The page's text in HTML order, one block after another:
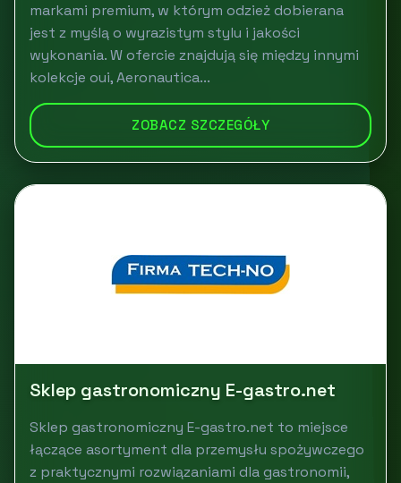
markami premium, w którym odzież dobierana
jest z myślą o wyrazistym stylu i jakości
wykonania. W ofercie znajdują się między innymi
kolekcje oui, Aeronautica...
ZOBACZ SZCZEGÓŁY
Sklep gastronomiczny E-gastro.net
Sklep gastronomiczny E-gastro.net to miejsce
łączące asortyment dla przemysłu spożywczego
z praktycznymi rozwiązaniami dla gastronomii,